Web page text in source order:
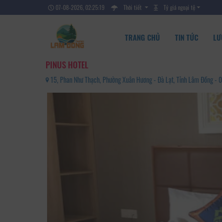
07-08-2026, 02:25:21 Thời tiết Tỷ giá ngoại tệ
TRANG CHỦ TIN TỨC
PINUS HOTEL
15, Phan Như Thạch, Phường Xuân Hương - Đà Lạt, Tỉnh Lâm Đồng